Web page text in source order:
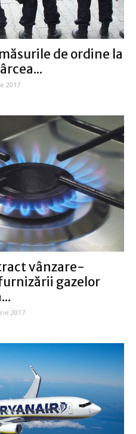
de ordine la
2017
vânzare-
gazelor
2017